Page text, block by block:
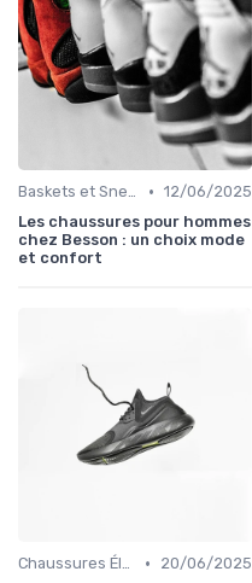
Baskets et Sneakers • 12/06/2025
Les chaussures pour hommes
chez Besson : un choix mode
et confort
Chaussures Élégantes et de Cérémonie •
20/06/2025